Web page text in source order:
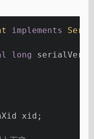
implements
long
xid;